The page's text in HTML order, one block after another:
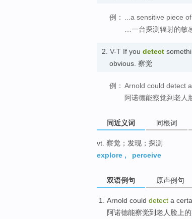
例： ...a sensitive piece
…一台探测辐射的敏
2. V-T If you detect
obvious. 察觉
例： Arnold could detect
阿诺德能察觉到老人
同近义词 同根词
vt. 察觉；发现；探测
explore , perceive
双语例句 原声例句
Arnold could detect a
阿诺德能察觉到老人 脸上的